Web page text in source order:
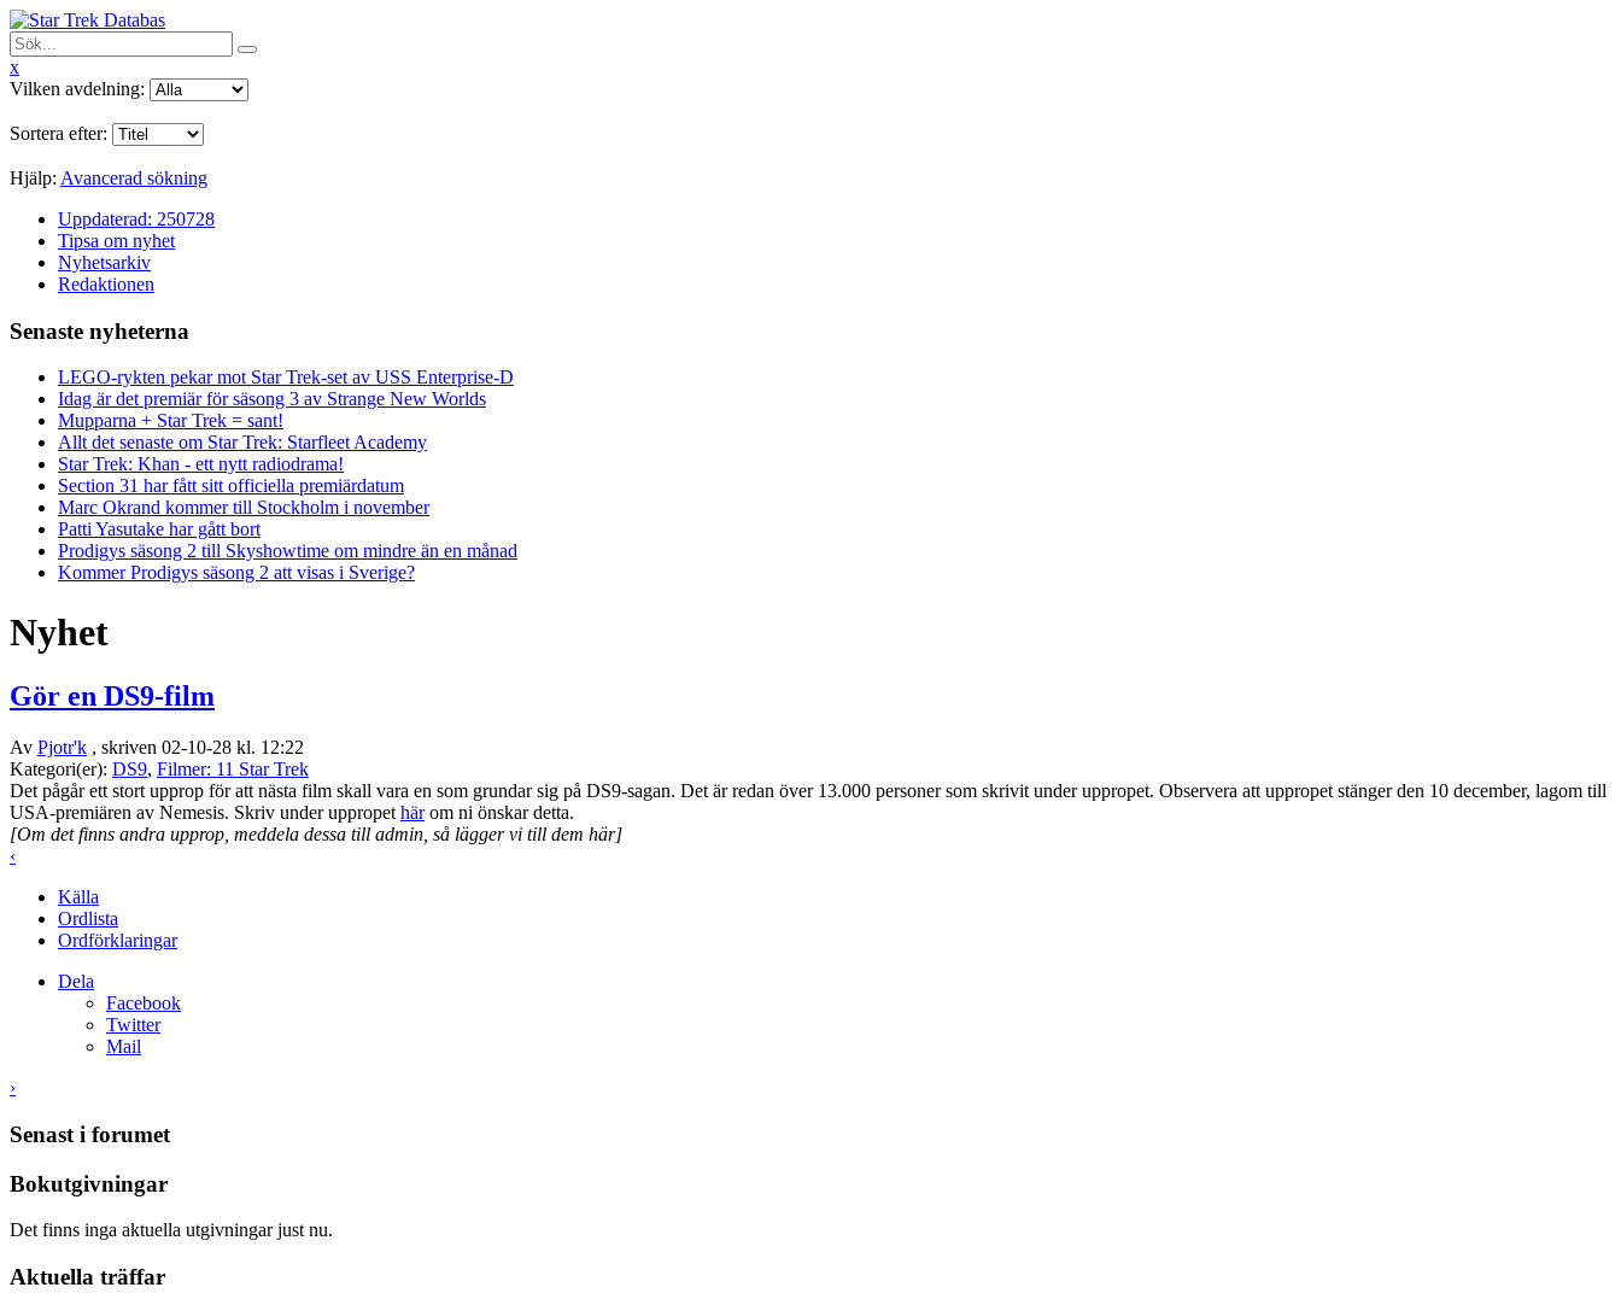
x
Vilken avdelning:
Sortera efter:
Hjälp: Avancerad sökning
Uppdaterad: 250728
Tipsa om nyhet
Nyhetsarkiv
Redaktionen
Senaste nyheterna
LEGO-rykten pekar mot Star Trek-set av USS Enterprise-D
Idag är det premiär för säsong 3 av Strange New Worlds
Mupparna + Star Trek = sant!
Allt det senaste om Star Trek: Starfleet Academy
Star Trek: Khan - ett nytt radiodrama!
Section 31 har fått sitt officiella premiärdatum
Marc Okrand kommer till Stockholm i november
Patti Yasutake har gått bort
Prodigys säsong 2 till Skyshowtime om mindre än en månad
Kommer Prodigys säsong 2 att visas i Sverige?
Nyhet
Gör en DS9-film
Av Pjotr'k , skriven 02-10-28 kl. 12:22
Kategori(er): DS9, Filmer: 11 Star Trek
Det pågår ett stort upprop för att nästa film skall vara en som grundar sig på DS9-sagan. Det är redan över 13.000 personer som skrivit under uppropet. Observera att uppropet stänger den 10 december, lagom till
USA-premiären av Nemesis. Skriv under uppropet härom ni önskar detta.
[Om det finns andra upprop, meddela dessa till admin, så lägger vi till dem här]
‹
Källa
Ordlista
Ordförklaringar
Dela
Facebook
Twitter
Mail
›
Senast i forumet
Bokutgivningar
Det finns inga aktuella utgivningar just nu.
Aktuella träffar